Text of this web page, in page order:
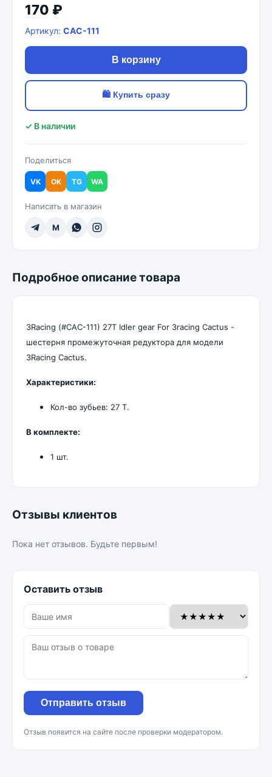
170 ₽
Артикул: CAC-111
В корзину
🛍 Купить сразу
✓ В наличии
Поделиться
VK OK TG WA
Написать в магазин
M
Подробное описание товара
3Racing (#CAC-111) 27T Idler gear For 3racing Cactus -
шестерня промежуточная редуктора для модели
3Racing Cactus.
Характеристики:
Кол-во зубьев: 27 T.
В комплекте:
1 шт.
Отзывы клиентов
Пока нет отзывов. Будьте первым!
Оставить отзыв
Отправить отзыв
Отзыв появится на сайте после проверки модератором.